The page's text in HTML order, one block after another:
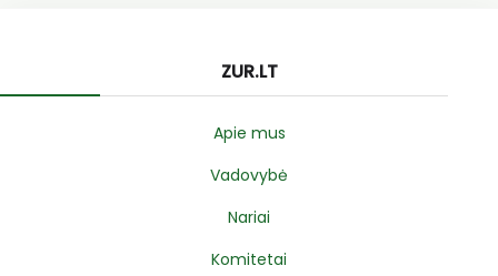
ZUR.LT
Apie mus
Vadovybė
Nariai
Komitetai